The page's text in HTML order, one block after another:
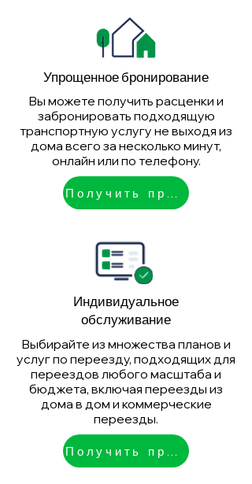
Упрощенное бронирование
Вы можете получить расценки и
забронировать подходящую
транспортную услугу не выходя из
дома всего за несколько минут,
онлайн или по телефону.
Получить предложение
Индивидуальное
обслуживание
Выбирайте из множества планов и
услуг по переезду, подходящих для
переездов любого масштаба и
бюджета, включая переезды из
дома в дом и коммерческие
переезды.
Получить предложение